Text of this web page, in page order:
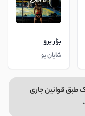
بزار برو
شایان یو
طبق قوانین جاری